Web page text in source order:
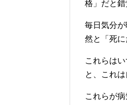
格」だと錯
毎日気分
然と「死に
これらは
と、これ
これらが